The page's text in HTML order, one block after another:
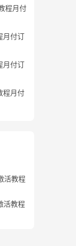
程月付
月付订
月付订
程月付
活教程
活教程